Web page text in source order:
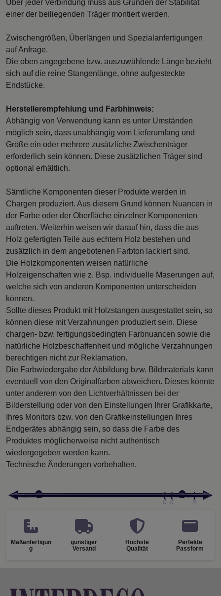
Über jeder Verbindung muss aus Gründen der Stabilität
einer der beiliegenden Träger montiert werden.
Zwischengrößen, Überlängen und Spezialanfertigungen
auf Anfrage.
Die oben angegebene bzw. auszuwählende Länge bezieht
sich auf die reine Stangenlänge, ohne aufgesteckte
Endstücke.
Herstellerempfehlung und Farbhinweis:
Abhängig von Verwendung kann es unter Umständen
möglich sein, dass unabhängig vom Lieferumfang und
Größe ein oder mehrere zusätzliche Zwischenträger
erforderlich sein können. Diese zusätzlichen Träger sind
optional erhältlich.
Sämtliche Komponenten dieser Produkte werden in
Chargen produziert. Aus diesem Grund können Nuancen in
der Farbe oder der Oberfläche einzelner Komponenten
auftreten. Weiterhin weisen wir darauf hin, dass die aus
Holz gefertigten Teile aus echtem Holz bestehen und
zusätzlich in dem angebotenen Farbton lackiert sind.
Die Holzkomponenten weisen natürliche
Holzeigenschaften wie z. Bsp. individuelle Maserungen auf,
welche sich von anderen Komponenten unterscheiden
können.
Sollte dieses Produkt mit Holzstangen ausgestattet sein, so
können diese mit Verzahnungen produziert sein. Diese
chargen- bzw. fertigungsbedingten Farbnuancen sowie die
natürliche Holzbeschaffenheit und mögliche Verzahnungen
berechtigen nicht zur Reklamation.
Die Farbwiedergabe der Abbildung bzw. Bildmaterials kann
eventuell von den Originalfarben abweichen. Dieses könnte
unter anderem von den Lichtverhältnissen bei der
Bilderstellung oder von den Einstellungen Ihrer Grafikkarte,
Ihres Monitors bzw. von den Grafikeinstellungen Ihres
Endgerätes abhängig sein, so dass die Farbe des
Produktes möglicherweise nicht authentisch
wiedergegeben werden kann.
Technische Änderungen vorbehalten.
Maßanfertigun
g
günstiger
Versand
Höchste
Qualität
Perfekte
Passform